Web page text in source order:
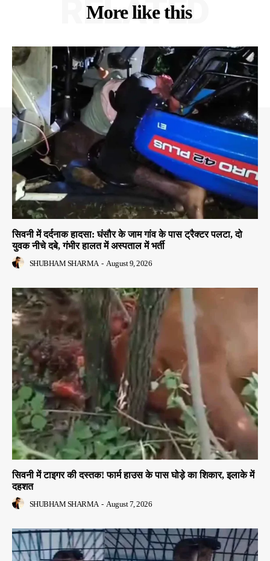
More like this
RELATED
सिवनी में दर्दनाक हादसा: घंसौर के जाम गांव के पास ट्रैक्टर पलटा, दो
युवक नीचे दबे, गंभीर हालत में अस्पताल में भर्ती
SHUBHAM SHARMA - August 9, 2026
सिवनी में टाइगर की दस्तक! फार्म हाउस के पास घोड़े का शिकार, इलाके में
दहशत
SHUBHAM SHARMA - August 7, 2026